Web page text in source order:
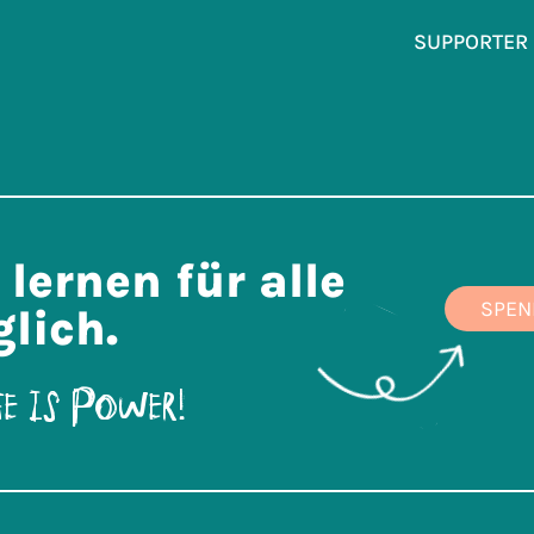
SUPPORTER
lernen für alle
is power!